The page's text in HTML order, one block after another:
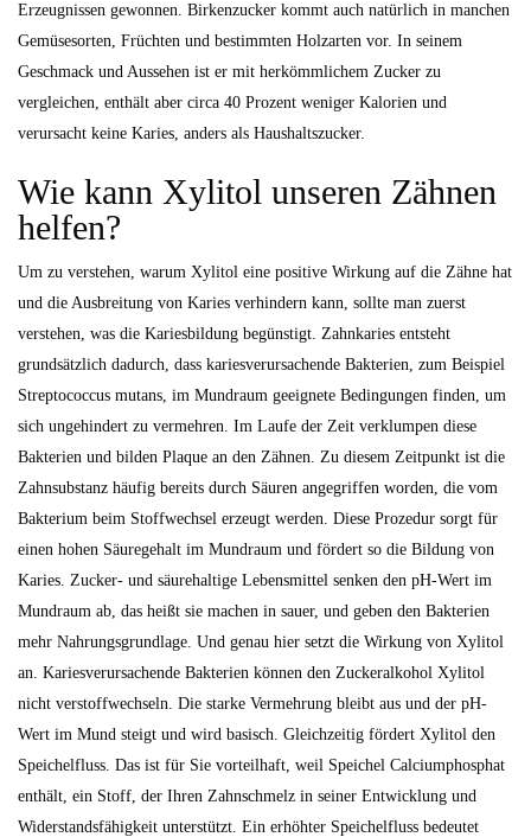
Erzeugnissen gewonnen. Birkenzucker kommt auch natürlich in manchen
Gemüsesorten, Früchten und bestimmten Holzarten vor. In seinem
Geschmack und Aussehen ist er mit herkömmlichem Zucker zu
vergleichen, enthält aber circa 40 Prozent weniger Kalorien und
verursacht keine Karies, anders als Haushaltszucker.
Wie kann Xylitol unseren Zähnen
helfen?
Um zu verstehen, warum Xylitol eine positive Wirkung auf die Zähne hat
und die Ausbreitung von Karies verhindern kann, sollte man zuerst
verstehen, was die Kariesbildung begünstigt. Zahnkaries entsteht
grundsätzlich dadurch, dass kariesverursachende Bakterien, zum Beispiel
Streptococcus mutans, im Mundraum geeignete Bedingungen finden, um
sich ungehindert zu vermehren. Im Laufe der Zeit verklumpen diese
Bakterien und bilden Plaque an den Zähnen. Zu diesem Zeitpunkt ist die
Zahnsubstanz häufig bereits durch Säuren angegriffen worden, die vom
Bakterium beim Stoffwechsel erzeugt werden. Diese Prozedur sorgt für
einen hohen Säuregehalt im Mundraum und fördert so die Bildung von
Karies. Zucker- und säurehaltige Lebensmittel senken den pH-Wert im
Mundraum ab, das heißt sie machen in sauer, und geben den Bakterien
mehr Nahrungsgrundlage. Und genau hier setzt die Wirkung von Xylitol
an. Kariesverursachende Bakterien können den Zuckeralkohol Xylitol
nicht verstoffwechseln. Die starke Vermehrung bleibt aus und der pH-
Wert im Mund steigt und wird basisch. Gleichzeitig fördert Xylitol den
Speichelfluss. Das ist für Sie vorteilhaft, weil Speichel Calciumphosphat
enthält, ein Stoff, der Ihren Zahnschmelz in seiner Entwicklung und
Widerstandsfähigkeit unterstützt. Ein erhöhter Speichelfluss bedeutet